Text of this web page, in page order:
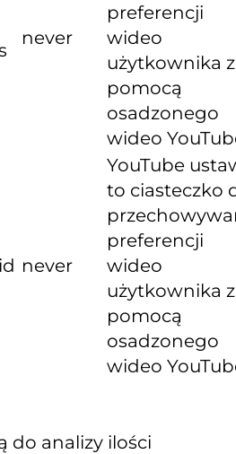
never
preferencji
wideo
użytkownika
pomocą
osadzonego
wideo
never
YouTube
to ciasteczko
preferencji
wideo
użytkownika
pomocą
osadzonego
wideo
do analizy ilości